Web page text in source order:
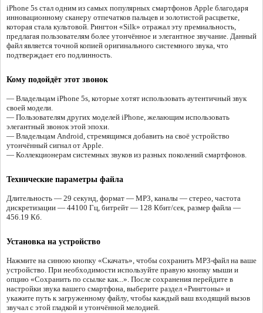
iPhone 5s стал одним из самых популярных смартфонов Apple благодаря
инновационному сканеру отпечатков пальцев и золотистой расцветке,
которая стала культовой. Рингтон «Silk» отражал эту премиальность,
предлагая пользователям более утончённое и элегантное звучание. Данный
файл является точной копией оригинального системного звука, что
подтверждает его подлинность.
Кому подойдёт этот звонок
— Владельцам iPhone 5s, которые хотят использовать аутентичный звук
своей модели.
— Пользователям других моделей iPhone, желающим использовать
элегантный звонок этой эпохи.
— Владельцам Android, стремящимся добавить на своё устройство
утончённый сигнал от Apple.
— Коллекционерам системных звуков из разных поколений смартфонов.
Технические параметры файла
Длительность — 29 секунд, формат — MP3, каналы — стерео, частота
дискретизации — 44100 Гц, битрейт — 128 Кбит/сек, размер файла —
456.19 Кб.
Установка на устройство
Нажмите на синюю кнопку «Скачать», чтобы сохранить MP3-файл на ваше
устройство. При необходимости используйте правую кнопку мыши и
опцию «Сохранить по ссылке как...». После сохранения перейдите в
настройки звука вашего смартфона, выберите раздел «Рингтоны» и
укажите путь к загруженному файлу, чтобы каждый ваш входящий вызов
звучал с этой гладкой и утончённой мелодией.